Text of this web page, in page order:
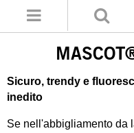
Sicuro, trendy e
inedito
Se nell'abbigliamento da